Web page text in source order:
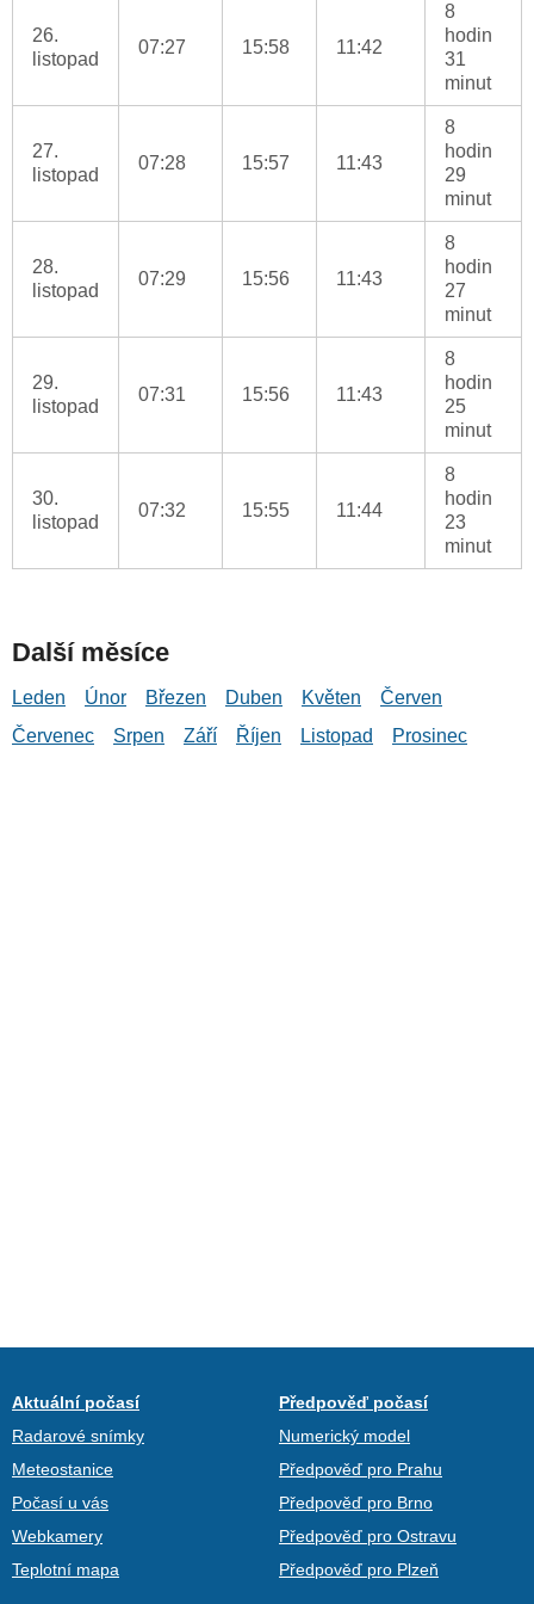
26.
listopad
07:27 15:58 11:42
8
hodin
31
minut
27.
listopad
07:28 15:57 11:43
8
hodin
29
minut
28.
listopad
07:29 15:56 11:43
8
hodin
27
minut
29.
listopad
07:31 15:56 11:43
8
hodin
25
minut
30.
listopad
07:32 15:55 11:44
8
hodin
23
minut
Další měsíce
Leden Únor Březen Duben Květen
Červen
Červenec
Srpen Září Říjen Listopad Prosinec
Aktuální počasí
Radarové snímky
Meteostanice
Počasí u vás
Webkamery
Teplotní mapa
Předpověď počasí
Numerický model
Předpověď pro Prahu
Předpověď pro Brno
Předpověď pro Ostravu
Předpověď pro Plzeň